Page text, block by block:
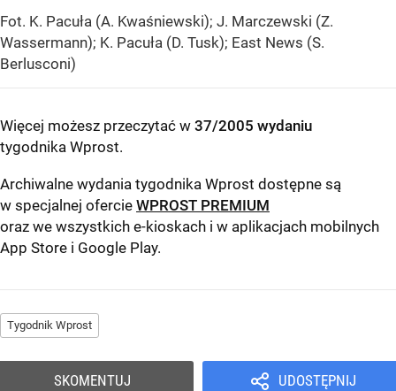
Fot. K. Pacuła (A. Kwaśniewski); J. Marczewski (Z.
Wassermann); K. Pacuła (D. Tusk); East News (S.
Berlusconi)
Więcej możesz przeczytać w 37/2005 wydaniu
tygodnika Wprost.
Archiwalne wydania tygodnika Wprost dostępne są
w specjalnej ofercie WPROST PREMIUM
oraz we wszystkich e-kioskach i w aplikacjach mobilnych
App Store i Google Play.
Tygodnik Wprost
UDOSTĘPNIJ
SKOMENTUJ